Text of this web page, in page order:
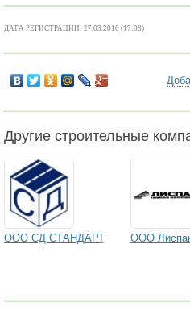
ДАТА РЕГИСТРАЦИИ: 27.03.2010 (17:08)
Другие строительные
ООО СД СТАНДАРТ ООО